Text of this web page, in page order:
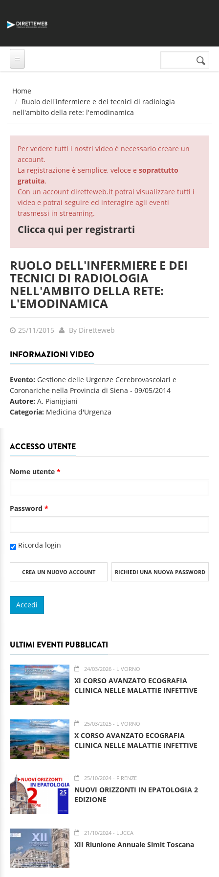
Form di
Cerca nel sito
Home
Ruolo dell'infermiere e dei tecnici di radiologia
nell'ambito della rete: l'emodinamica
Per vedere tutti i nostri video è necessario creare un
account.
La registrazione è semplice, veloce e soprattutto
gratuita.
Con un account diretteweb.it potrai visualizzare tutti i
video e potrai seguire ed interagire agli eventi
trasmessi in streaming.
Clicca qui per registrarti
RUOLO DELL'INFERMIERE E DEI
TECNICI DI RADIOLOGIA
NELL'AMBITO DELLA RETE:
L'EMODINAMICA
25/11/2015 By Diretteweb
INFORMAZIONI VIDEO
Evento: Gestione delle Urgenze Cerebrovascolari e
Coronariche nella Provincia di Siena - 09/05/2014
Autore: A. Pianigiani
Categoria: Medicina d'Urgenza
ACCESSO UTENTE
Nome utente *
Password *
Ricorda login
CREA UN NUOVO ACCOUNT RICHIEDI UNA NUOVA PASSWORD
ULTIMI EVENTI PUBBLICATI
24/03/2026 - LIVORNO
XI CORSO AVANZATO ECOGRAFIA
CLINICA NELLE MALATTIE INFETTIVE
25/03/2025 - LIVORNO
X CORSO AVANZATO ECOGRAFIA
CLINICA NELLE MALATTIE INFETTIVE
25/10/2024 - FIRENZE
NUOVI ORIZZONTI IN EPATOLOGIA 2
EDIZIONE
21/10/2024 - LUCCA
XII Riunione Annuale Simit Toscana